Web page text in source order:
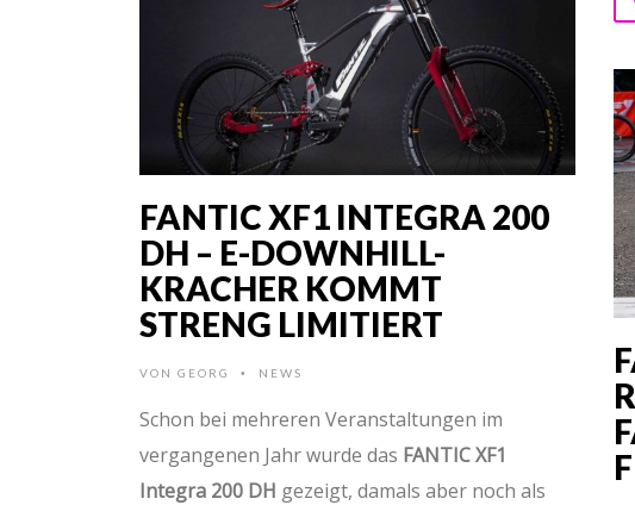
FANTIC XF1 INTEGRA 200
DH – E-DOWNHILL-
KRACHER KOMMT
STRENG LIMITIERT
VON GEORG • NEWS
Schon bei mehreren Veranstaltungen im
vergangenen Jahr wurde das FANTIC XF1
Integra 200 DH gezeigt, damals aber noch als